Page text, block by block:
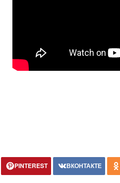
PINTEREST ВКОНТАКТЕ